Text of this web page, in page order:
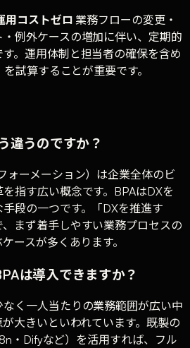
用コストゼロ 業務フローの変更・
例外ケースの増加に伴い、定期的
。運用体制と担当者の確保を含め
を試算することが重要です。
違うのですか？
ォーメーション）は企業全体のビ
指す広い概念です。BPAはDXを
段の一つです。「DXを推進す
まず着手しやすい業務プロセスの
ースが多くあります。
は導入できますか？
く一人当たりの業務範囲が広い中
大きいといわれています。既製の
・Difyなど）を活用すれば、フル